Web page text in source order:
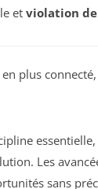
et violation
plus
Les
sans